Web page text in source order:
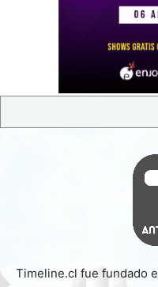
Timeline.cl fue fundado